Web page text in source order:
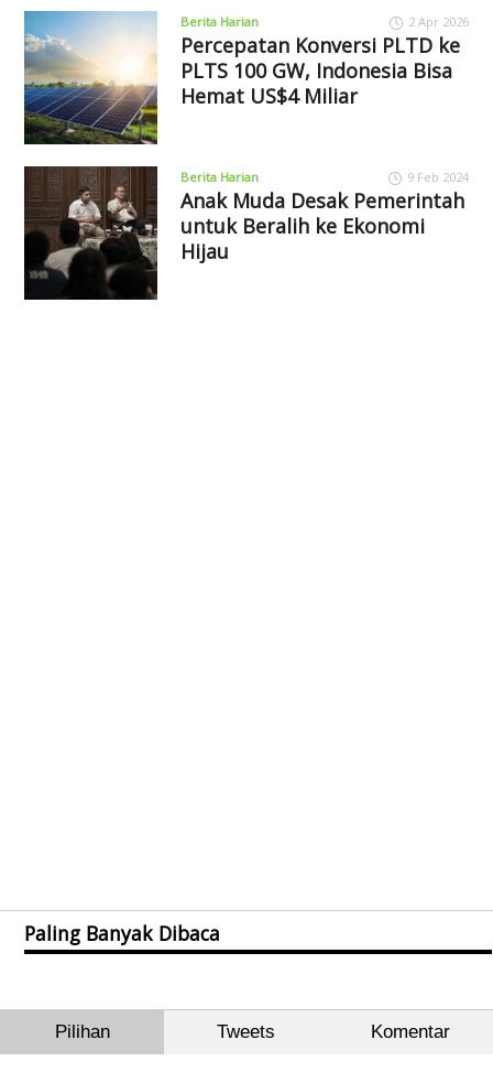
Berita Harian 2 Apr 2026
Percepatan Konversi PLTD ke
PLTS 100 GW, Indonesia Bisa
Hemat US$4 Miliar
Berita Harian 9 Feb 2024
Anak Muda Desak Pemerintah
untuk Beralih ke Ekonomi
Hijau
Paling Banyak Dibaca
Pilihan Tweets Komentar